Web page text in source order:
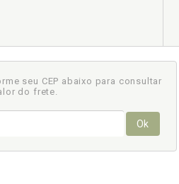
seu CEP abaixo para consultar
do frete.
Ok